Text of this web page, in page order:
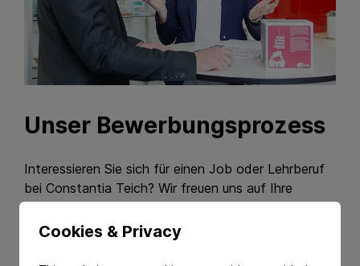
Cookies & Privacy
Unser Bewerbungsprozess
Interessieren Sie sich für einen Job oder Lehrberuf
bei Constantia Teich? Wir freuen uns auf Ihre